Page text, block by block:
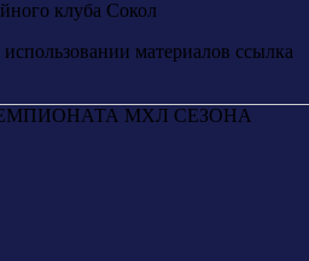
клуба Сокол
материалов ссылка
МХЛ СЕЗОНА